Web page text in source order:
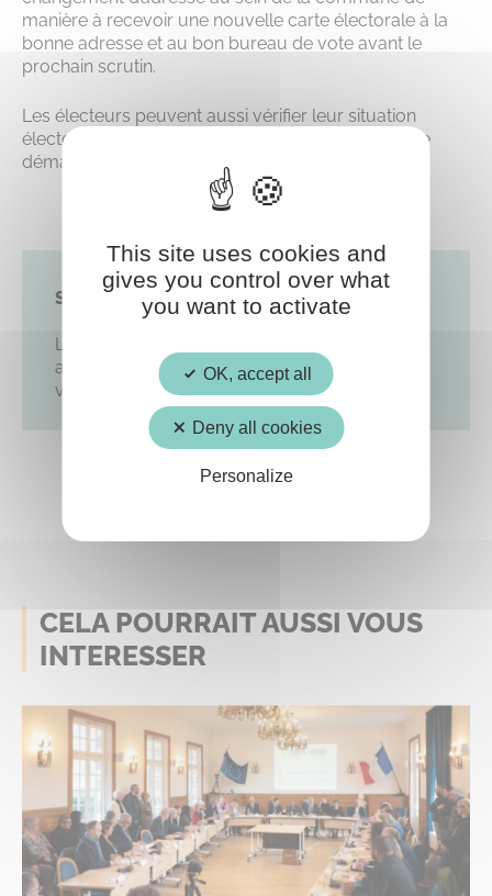
manière à recevoir une nouvelle carte électorale à la
bonne adresse et au bon bureau de vote avant le
prochain scrutin.
Les électeurs peuvent aussi vérifier leur situation
électorale sur le site du
avant toute
démarche.
Sachons-le !
L’inscription sur les listes électorales n’est pas
automatique et nécessite une démarche de
votre part.
CELA POURRAIT AUSSI VOUS
INTERESSER
This site uses cookies and
gives you control over what
you want to activate
OK, accept all
Deny all cookies
Personalize